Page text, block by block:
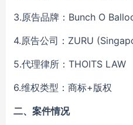
3.原告品牌： Bunch O
4.原告公司：ZURU
5.代理律所： THOITS LAW
6.维权类型：商标+版权
二、 案件情况